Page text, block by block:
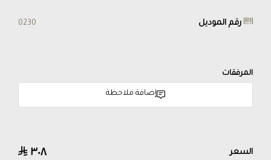
رقم الموديل 0230
المرفقات
إضافة ملاحظة
السعر ٣٠٨